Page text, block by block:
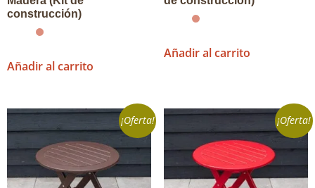
construcción)
Añadir al carrito
Añadir al carrito
¡Oferta! ¡Oferta!